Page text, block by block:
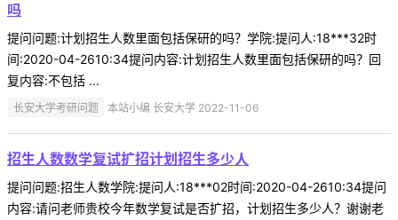
吗
提问问题:计划招生人数里面包括保研的吗？学院:提问人:18***32时
间:2020-04-2610:34提问内容:计划招生人数里面包括保研的吗？回
复内容:不包括 ...
长安大学考研问题 本站小编 长安大学 2022-11-06
招生人数数学复试扩招计划招生多少人
提问问题:招生人数学院:提问人:18***02时间:2020-04-2610:34提问
内容:请问老师贵校今年数学复试是否扩招，计划招生多少人？谢谢老